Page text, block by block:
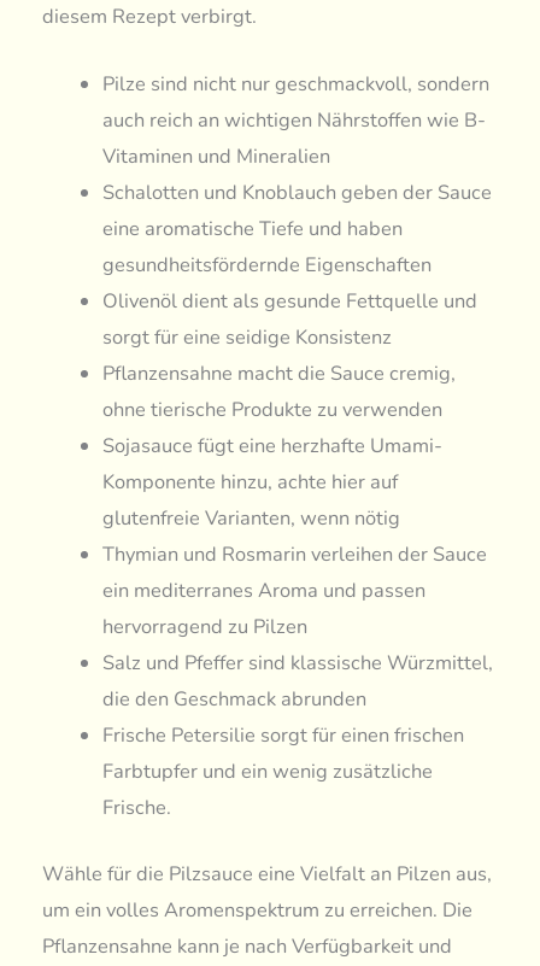
diesem Rezept verbirgt.
Pilze sind nicht nur geschmackvoll, sondern
auch reich an wichtigen Nährstoffen wie B-
Vitaminen und Mineralien
Schalotten und Knoblauch geben der Sauce
eine aromatische Tiefe und haben
gesundheitsfördernde Eigenschaften
Olivenöl dient als gesunde Fettquelle und
sorgt für eine seidige Konsistenz
Pflanzensahne macht die Sauce cremig,
ohne tierische Produkte zu verwenden
Sojasauce fügt eine herzhafte Umami-
Komponente hinzu, achte hier auf
glutenfreie Varianten, wenn nötig
Thymian und Rosmarin verleihen der Sauce
ein mediterranes Aroma und passen
hervorragend zu Pilzen
Salz und Pfeffer sind klassische Würzmittel,
die den Geschmack abrunden
Frische Petersilie sorgt für einen frischen
Farbtupfer und ein wenig zusätzliche
Frische.
Wähle für die Pilzsauce eine Vielfalt an Pilzen aus,
um ein volles Aromenspektrum zu erreichen. Die
Pflanzensahne kann je nach Verfügbarkeit und